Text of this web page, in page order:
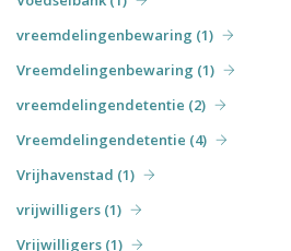
vreemdelingenbewaring (1)
Vreemdelingenbewaring (1)
vreemdelingendetentie (2)
Vreemdelingendetentie (4)
Vrijhavenstad (1)
vrijwilligers (1)
Vrijwilligers (1)